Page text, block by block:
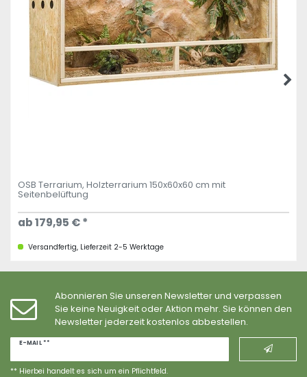
OSB Terrarium, Holzterrarium 150x60x60 cm mit
Seitenbelüftung
ab 179,95 € *
Versandfertig, Lieferzeit 2-5 Werktage
Abonnieren Sie unseren Newsletter und verpassen
Sie keine Neuigkeit oder Aktion mehr. Sie können den
Newsletter jederzeit kostenlos abbestellen.
E-MAIL **
Newsletter
** Hierbei handelt es sich um ein Pflichtfeld.